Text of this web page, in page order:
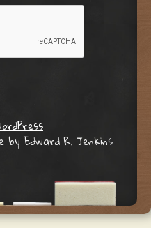
by Edward R. Jenkins